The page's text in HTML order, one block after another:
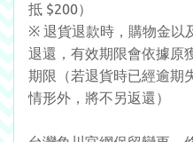
抵 $200）
※ 退貨退款時，購物金以
退還，有效期限會依據原
期限（若退貨時已經逾期
情形外，將不另返還）